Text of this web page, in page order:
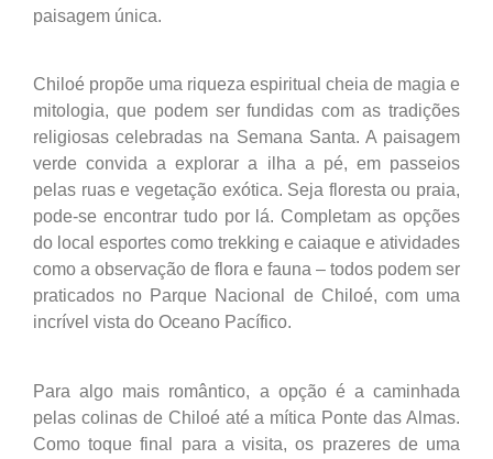
paisagem única.
Chiloé propõe uma riqueza espiritual cheia de magia e
mitologia, que podem ser fundidas com as tradições
religiosas celebradas na Semana Santa. A paisagem
verde convida a explorar a ilha a pé, em passeios
pelas ruas e vegetação exótica. Seja floresta ou praia,
pode-se encontrar tudo por lá. Completam as opções
do local esportes como trekking e caiaque e atividades
como a observação de flora e fauna – todos podem ser
praticados no Parque Nacional de Chiloé, com uma
incrível vista do Oceano Pacífico.
Para algo mais romântico, a opção é a caminhada
pelas colinas de Chiloé até a mítica Ponte das Almas.
Como toque final para a visita, os prazeres de uma